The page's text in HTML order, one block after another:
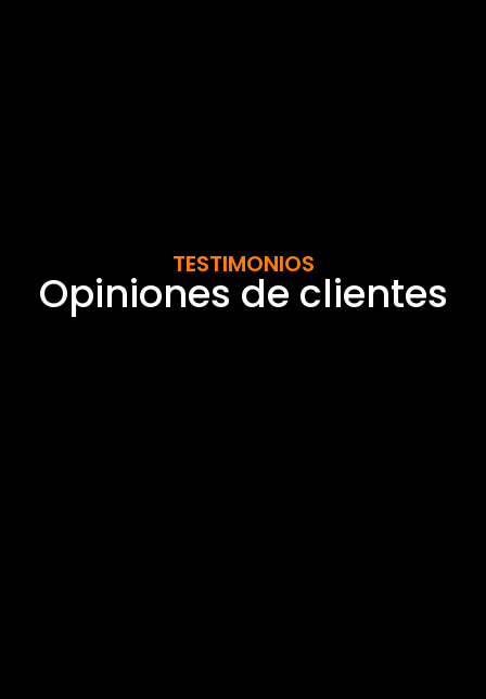
TESTIMONIOS
Opiniones de clientes